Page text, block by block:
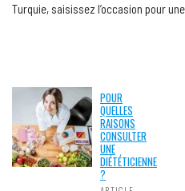
Turquie, saisissez l’occasion pour
POUR
QUELLES
RAISONS
CONSULTER
UNE
DIÉTÉTICIENNE
?